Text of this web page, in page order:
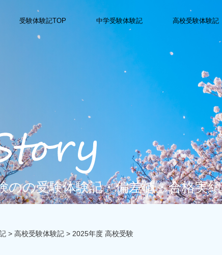
受験体験記TOP 中学受験体験記 高校受験体験記
のの受験体験記・偏差値・合格実績
> 高校受験体験記 > 2025年度 高校受験